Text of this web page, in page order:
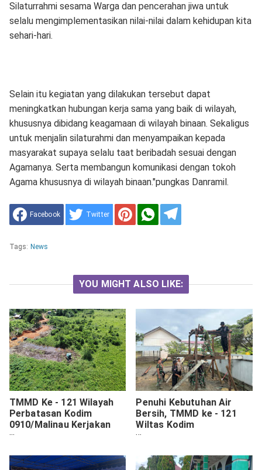
Silaturrahmi sesama Warga dan pencerahan jiwa untuk
selalu mengimplementasikan nilai-nilai dalam kehidupan kita
sehari-hari.
Selain itu kegiatan yang dilakukan tersebut dapat
meningkatkan hubungan kerja sama yang baik di wilayah,
khususnya dibidang keagamaan di wilayah binaan. Sekaligus
untuk menjalin silaturahmi dan menyampaikan kepada
masyarakat supaya selalu taat beribadah sesuai dengan
Agamanya. Serta membangun komunikasi dengan tokoh
Agama khususnya di wilayah binaan."pungkas Danramil.
Facebook Twitter
Tags: News
YOU MIGHT ALSO LIKE:
TMMD Ke - 121 Wilayah
Perbatasan Kodim
0910/Malinau Kerjakan
Program Unggulan
Penuhi Kebutuhan Air
Bersih, TMMD ke - 121
Wiltas Kodim
0910/Malinau Bangun